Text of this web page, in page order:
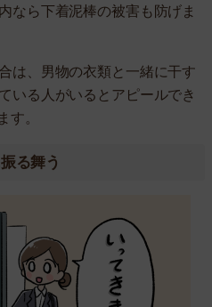
なら下着泥棒の被害も防げま
は、男物の衣類と一緒に干す
いる人がいるとアピールでき
す。
る舞う